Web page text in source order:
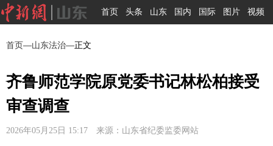
首页 头条 山东 国内 国际 图片 视频
首页—山东法治—正文
齐鲁师范学院原党委书记林松柏接受
审查调查
2026年05月25日 15:17 来源：山东省纪委监委网站